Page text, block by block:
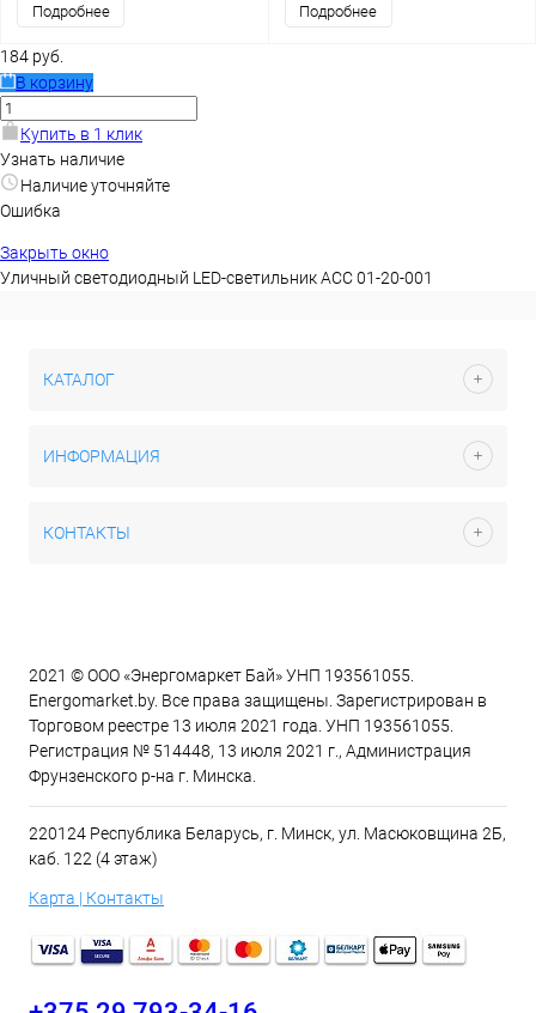
Подробнее Подробнее
184 руб.
В корзину
Купить в 1 клик
Узнать наличие
Наличие уточняйте
Ошибка
Закрыть окно
Уличный светодиодный LED-светильник АСС 01-20-001
КАТАЛОГ
ИНФОРМАЦИЯ
КОНТАКТЫ
2021 © ООО «Энергомаркет Бай» УНП 193561055.
Energomarket.by. Все права защищены. Зарегистрирован в
Торговом реестре 13 июля 2021 года. УНП 193561055.
Регистрация № 514448, 13 июля 2021 г., Администрация
Фрунзенского р-на г. Минска.
220124 Республика Беларусь, г. Минск, ул. Масюковщина 2Б,
каб. 122 (4 этаж)
Карта | Контакты